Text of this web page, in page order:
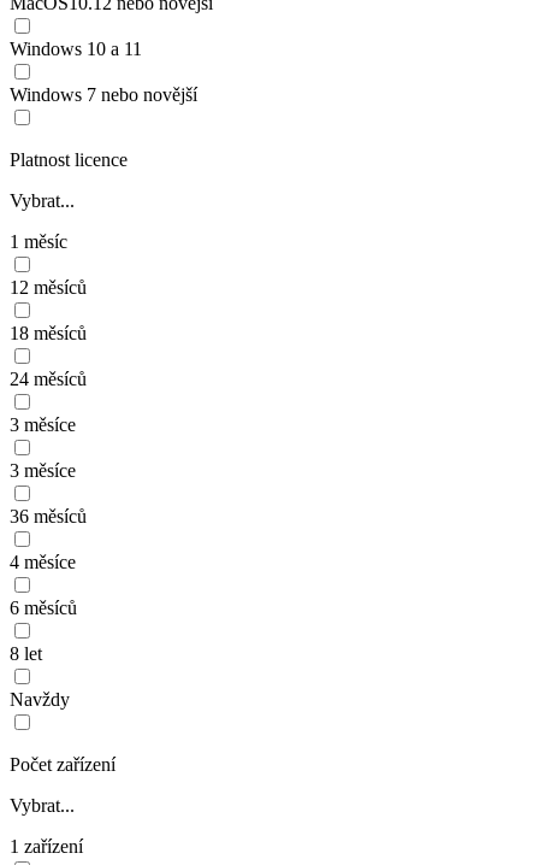
Windows 10 a 11
Windows 7 nebo novější
Platnost licence
Vybrat...
1 měsíc
12 měsíců
18 měsíců
24 měsíců
3 měsíce
3 měsíce
36 měsíců
4 měsíce
6 měsíců
8 let
Navždy
Počet zařízení
Vybrat...
1 zařízení